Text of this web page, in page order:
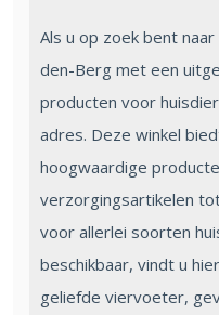
Als u op zoek bent
den-Berg met een
producten voor
adres. Deze winkel
hoogwaardige
verzorgingsartikelen
voor allerlei soorten
beschikbaar, vindt u
geliefde viervoeter,